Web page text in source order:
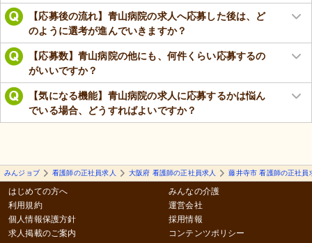
【応募後の流れ】青山病院の求人へ応募した後は、ど
のように選考が進んでいきますか？
【応募数】青山病院の他にも、何件くらい応募するの
がいいですか？
【気になる機能】青山病院の求人に応募するかは悩ん
でいる場合、どうすればよいですか？
みんジョブ 看護師の正社員求人 大阪府 看護師の正社員求人 藤井寺市 看護師の正社員
はじめての方へ
利用規約
個人情報保護方針
求人掲載のご案内
みんなの介護
運営会社
採用情報
コンテンツポリシー